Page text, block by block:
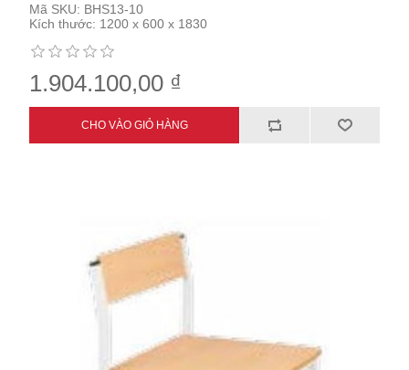
Mã SKU: BHS13-10
Kích thước: 1200 x 600 x 1830
1.904.100,00 ₫